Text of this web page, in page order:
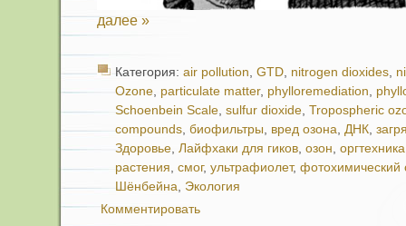
далее »
Категория: air pollution, GTD, nitrogen dioxides,
Ozone, particulate matter, phylloremediation,
Schoenbein Scale, sulfur dioxide, Tropospheric
compounds, биофильтры, вред озона, ДНК,
Здоровье, Лайфхаки для гиков, озон, оргтехника
растения, смог, ультрафиолет, фотохимический
Шёнбейна, Экология
Комментировать